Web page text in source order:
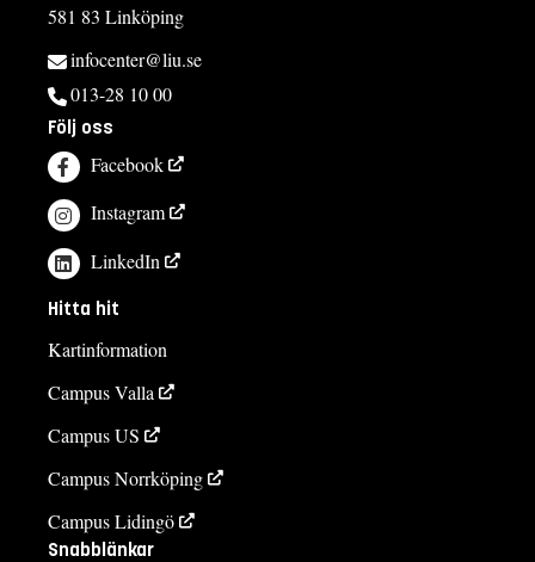
581 83 Linköping
infocenter@liu.se
013-28 10 00
Följ oss
Facebook
Instagram
LinkedIn
Hitta hit
Kartinformation
Campus Valla
Campus US
Campus Norrköping
Campus Lidingö
Snabblänkar